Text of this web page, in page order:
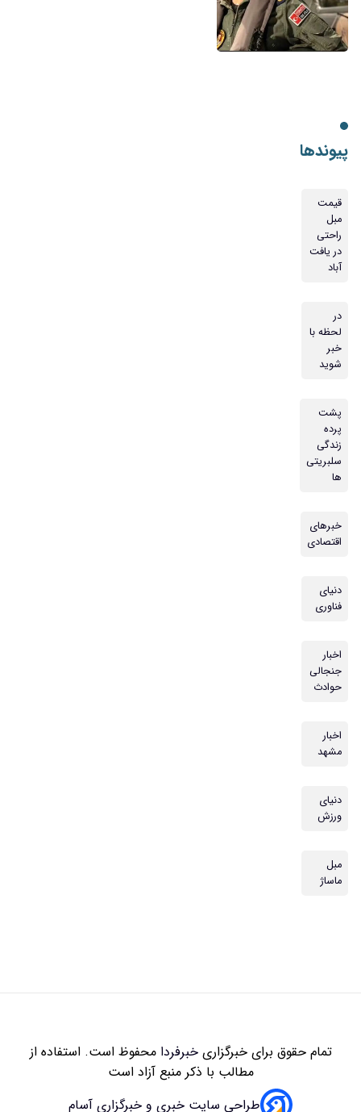
پیوندها
قیمت
مبل
راحتی
در یافت
آباد
در
لحظه با
خبر
شوید
پشت
پرده
زندگی
سلبریتی
ها
خبرهای
اقتصادی
دنیای
فناوری
اخبار
جنجالی
حوادث
اخبار
مشهد
دنیای
ورزش
مبل
ماساژ
تمام حقوق برای خبرگزاریخبرفردامحفوظ است. استفاده از
مطالب با ذکر منبع آزاد است
طراحی سایت خبری و خبرگزاری آسام